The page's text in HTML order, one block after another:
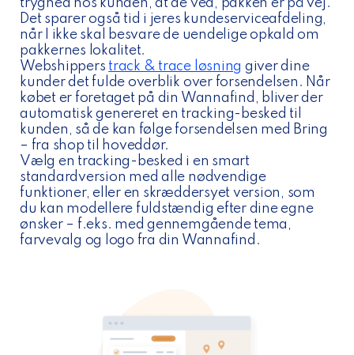
tryghed hos kunden, at de ved, pakken er på vej.
Det sparer også tid i jeres kundeserviceafdeling,
når I ikke skal besvare de uendelige opkald om
pakkernes lokalitet.
Webshippers track & trace løsning giver dine
kunder det fulde overblik over forsendelsen. Når
købet er foretaget på din Wannafind, bliver der
automatisk genereret en tracking-besked til
kunden, så de kan følge forsendelsen med Bring
– fra shop til hoveddør.
Vælg en tracking-besked i en smart
standardversion med alle nødvendige
funktioner, eller en skræddersyet version, som
du kan modellere fuldstændig efter dine egne
ønsker – f.eks. med gennemgående tema,
farvevalg og logo fra din Wannafind.